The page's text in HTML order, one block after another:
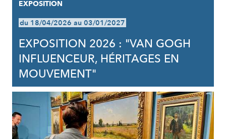
EXPOSITION
du 18/04/2026 au 03/01/2027
EXPOSITION 2026 : "VAN GOGH
INFLUENCEUR, HÉRITAGES EN
MOUVEMENT"